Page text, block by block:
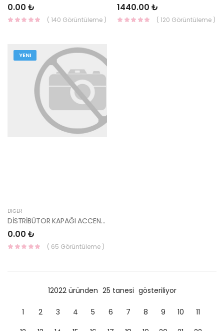
0.00 ₺
( 140 Görüntüleme )
1440.00 ₺
( 120 Görüntüleme )
YENI
DIĞER
DİSTRİBÜTOR KAPAĞI ACCENT 95-00 27110-22300-
0.00 ₺
( 65 Görüntüleme )
12022 üründen 25 tanesi gösteriliyor
1 2 3 4 5 6 7 8 9 10
11